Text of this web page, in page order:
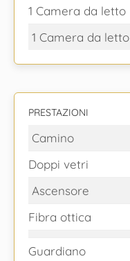
1 Camera da letto
1 Camera da letto
PRESTAZIONI
Camino
Doppi vetri
Ascensore
Fibra ottica
Guardiano